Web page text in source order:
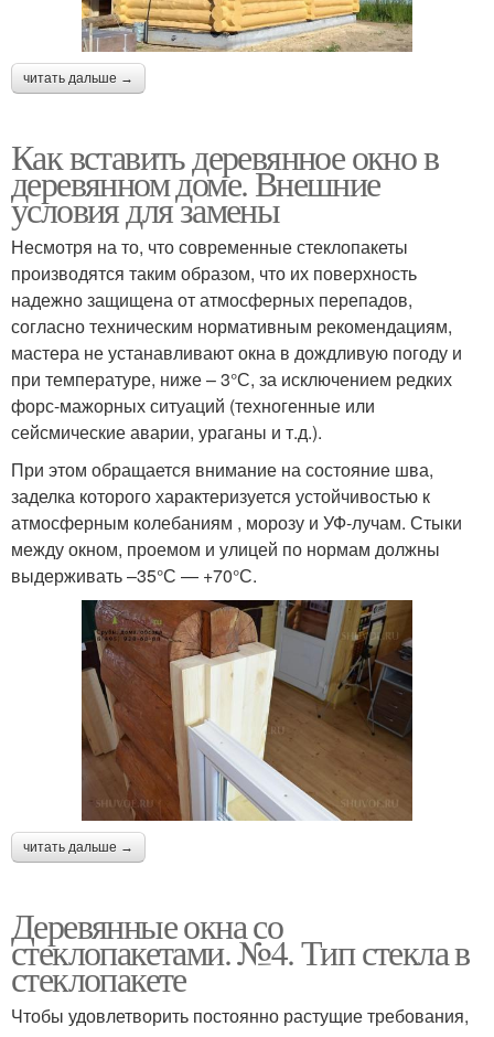
читать дальше →
Как вставить деревянное окно в
деревянном доме. Внешние
условия для замены
Несмотря на то, что современные стеклопакеты
производятся таким образом, что их поверхность
надежно защищена от атмосферных перепадов,
согласно техническим нормативным рекомендациям,
мастера не устанавливают окна в дождливую погоду и
при температуре, ниже – 3°С, за исключением редких
форс-мажорных ситуаций (техногенные или
сейсмические аварии, ураганы и т.д.).
При этом обращается внимание на состояние шва,
заделка которого характеризуется устойчивостью к
атмосферным колебаниям , морозу и УФ-лучам. Стыки
между окном, проемом и улицей по нормам должны
выдерживать –35°С — +70°С.
читать дальше →
Деревянные окна со
стеклопакетами. №4. Тип стекла в
стеклопакете
Чтобы удовлетворить постоянно растущие требования,